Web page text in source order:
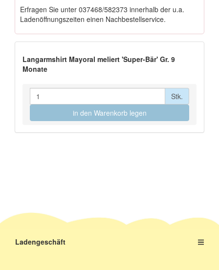
Erfragen Sie unter 037468/582373 innerhalb der u.a.
Ladenöffnungszeiten einen Nachbestellservice.
Langarmshirt Mayoral meliert 'Super-Bär' Gr. 9
Monate
Stk.
in den Warenkorb legen
Ladengeschäft